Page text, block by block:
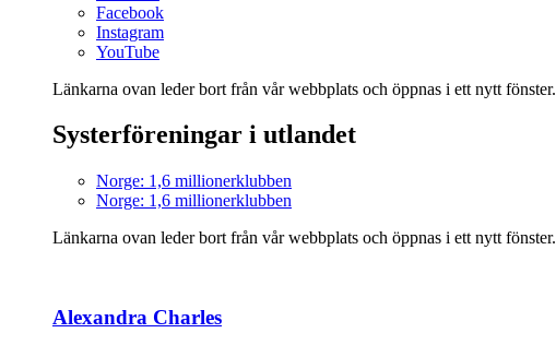
Facebook
Instagram
YouTube
Länkarna ovan leder bort från vår webbplats och öppnas i ett nytt fönster.
Systerföreningar i utlandet
Norge: 1,6 millionerklubben
Norge: 1,6 millionerklubben
Länkarna ovan leder bort från vår webbplats och öppnas i ett nytt fönster.
Alexandra Charles